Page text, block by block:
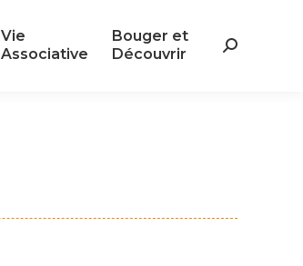
Vie
Associative
Bouger et
Découvrir
Search:
Vie
Associative
Bouger et
Découvrir
Search: